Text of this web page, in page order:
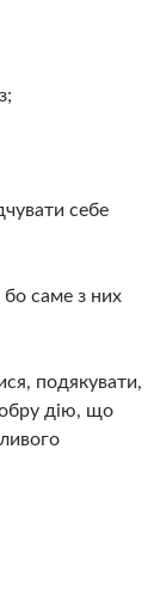
себе
бо саме з них
подякувати,
дію, що